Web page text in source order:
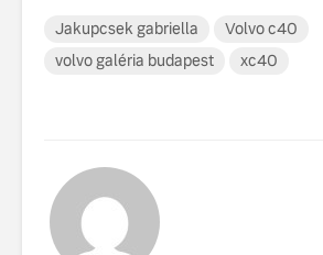
Jakupcsek gabriella
Volvo c40
volvo galéria budapest
xc40